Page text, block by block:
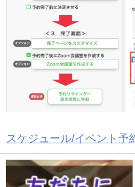
スケジュール/イベント予